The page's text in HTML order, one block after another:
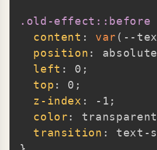
.old-effect::before
content : var( --
position : absolute
left : 0 ;
top : 0 ;
z-index : -1 ;
color: transparent
transition : text-